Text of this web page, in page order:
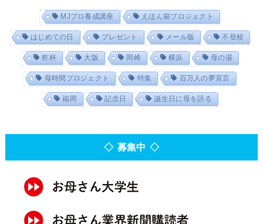
MJプロ養成講座 えほん箱プロジェクト
はじめての日 プレゼント メール版 不登校
乾杯 大阪 岡崎 横浜 母の湯
母時間プロジェクト 特集 百万人の夢宣言
福岡 記念日 誕生日に母を語る
◇ 募集中 ◇